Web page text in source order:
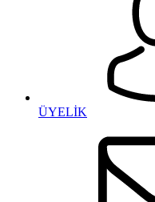
ÜYELİK